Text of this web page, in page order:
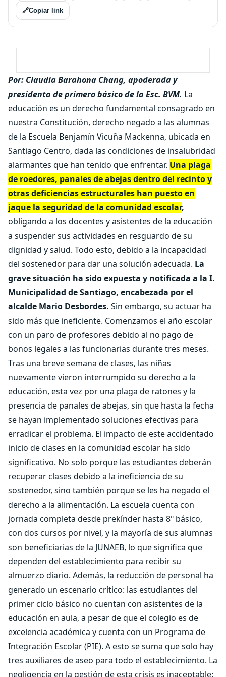
🔗Copiar link
Por: Claudia Barahona Chang, apoderada y
presidenta de primero básico de la Esc. BVM. La
educación es un derecho fundamental consagrado en
nuestra Constitución, derecho negado a las alumnas
de la Escuela Benjamín Vicuña Mackenna, ubicada en
Santiago Centro, dada las condiciones de insalubridad
alarmantes que han tenido que enfrentar. Una plaga
de roedores, panales de abejas dentro del recinto y
otras deficiencias estructurales han puesto en
jaque la seguridad de la comunidad escolar,
obligando a los docentes y asistentes de la educación
a suspender sus actividades en resguardo de su
dignidad y salud. Todo esto, debido a la incapacidad
del sostenedor para dar una solución adecuada. La
grave situación ha sido expuesta y notificada a la I.
Municipalidad de Santiago, encabezada por el
alcalde Mario Desbordes. Sin embargo, su actuar ha
sido más que ineficiente. Comenzamos el año escolar
con un paro de profesores debido al no pago de
bonos legales a las funcionarias durante tres meses.
Tras una breve semana de clases, las niñas
nuevamente vieron interrumpido su derecho a la
educación, esta vez por una plaga de ratones y la
presencia de panales de abejas, sin que hasta la fecha
se hayan implementado soluciones efectivas para
erradicar el problema. El impacto de este accidentado
inicio de clases en la comunidad escolar ha sido
significativo. No solo porque las estudiantes deberán
recuperar clases debido a la ineficiencia de su
sostenedor, sino también porque se les ha negado el
derecho a la alimentación. La escuela cuenta con
jornada completa desde prekínder hasta 8º básico,
con dos cursos por nivel, y la mayoría de sus alumnas
son beneficiarias de la JUNAEB, lo que significa que
dependen del establecimiento para recibir su
almuerzo diario. Además, la reducción de personal ha
generado un escenario crítico: las estudiantes del
primer ciclo básico no cuentan con asistentes de la
educación en aula, a pesar de que el colegio es de
excelencia académica y cuenta con un Programa de
Integración Escolar (PIE). A esto se suma que solo hay
tres auxiliares de aseo para todo el establecimiento. La
negligencia en la gestión de esta crisis es inaceptable: